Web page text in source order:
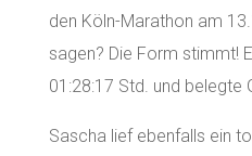
den Köln-Marathon am
sagen? Die Form stimmt!
01:28:17 Std. und belegte
Sascha lief ebenfalls ein